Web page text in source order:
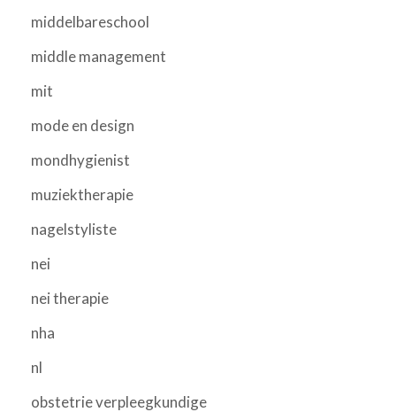
middelbareschool
middle management
mit
mode en design
mondhygienist
muziektherapie
nagelstyliste
nei
nei therapie
nha
nl
obstetrie verpleegkundige